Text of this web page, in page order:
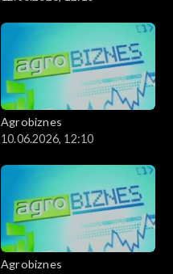
Agrobiznes
10.06.2026, 12:10
Agrobiznes